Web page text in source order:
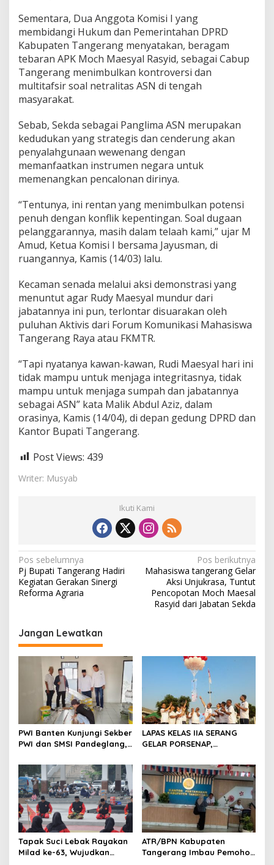
Sementara, Dua Anggota Komisi I yang
membidangi Hukum dan Pemerintahan DPRD
Kabupaten Tangerang menyatakan, beragam
tebaran APK Moch Maesyal Rasyid, sebagai Cabup
Tangerang menimbulkan kontroversi dan
multitafsir soal netralitas ASN di tengah
masyarakat.
Sebab, Sekda sebagai Panglima ASN merupakan
kedudukan yang strategis dan cenderung akan
penyalahgunaan wewenang dengan
memanfaatkan instrumen negara untuk
memenangkan pencalonan dirinya.
“Tentunya, ini rentan yang menimbulkan potensi
penuh dengan konflik kepentingan. Soal dugaan
pelanggarannya, masih dalam telaah kami,” ujar M
Amud, Ketua Komisi I bersama Jayusman, di
ruangannya, Kamis (14/03) lalu.
Kecaman senada melalui aksi demonstrasi yang
menuntut agar Rudy Maesyal mundur dari
jabatannya ini pun, terlontar disuarakan oleh
puluhan Aktivis dari Forum Komunikasi Mahasiswa
Tangerang Raya atau FKMTR.
“Tapi nyatanya kawan-kawan, Rudi Maesyal hari ini
tidak mampu untuk menjaga integritasnya, tidak
mampu untuk menjaga sumpah dan jabatannya
sebagai ASN” kata Malik Abdul Aziz, dalam
orasinya, Kamis (14/04), di depan gedung DPRD dan
Kantor Bupati Tangerang.
Post Views: 439
Writer: Musyab
Ikuti Kami
N
a
v
g
a
s
Pos sebelumnya
Pj Bupati Tangerang Hadiri
Kegiatan Gerakan Sinergi
Reforma Agraria
Pos berikutnya
Mahasiswa tangerang Gelar
Aksi Unjukrasa, Tuntut
Pencopotan Moch Maesal
Rasyid dari Jabatan Sekda
Jangan Lewatkan
PWI Banten Kunjungi Sekber
PWI dan SMSI Pandeglang,
Konferensi Organisasi
LAPAS KELAS IIA SERANG
GELAR PORSENAP,
DAN KEBERSAMAAN
Tapak Suci Lebak Rayakan
Milad ke-63, Wujudkan
ATR/BPN Kabupaten
Tangerang Imbau Pemohon